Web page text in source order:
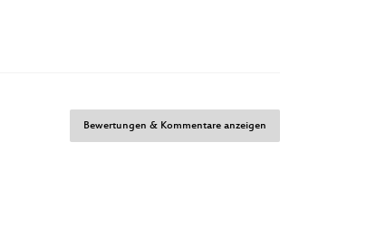
Bewertungen & Kommentare anzeigen